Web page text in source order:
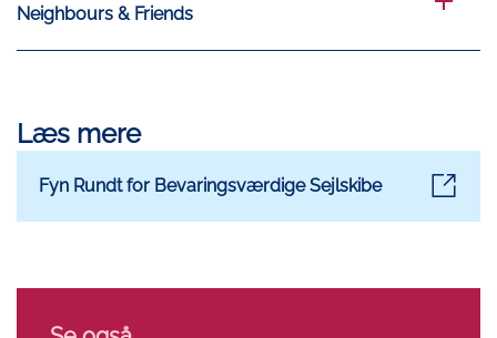
Neighbours & Friends
Læs mere
Fyn Rundt for Bevaringsværdige Sejlskibe